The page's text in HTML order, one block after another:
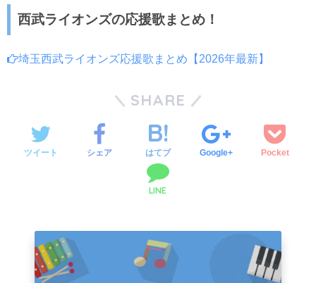
西武ライオンズの応援歌まとめ！
埼玉西武ライオンズ応援歌まとめ【2026年最新】
SHARE
ツイート シェア はてブ Google+ Pocket
LINE